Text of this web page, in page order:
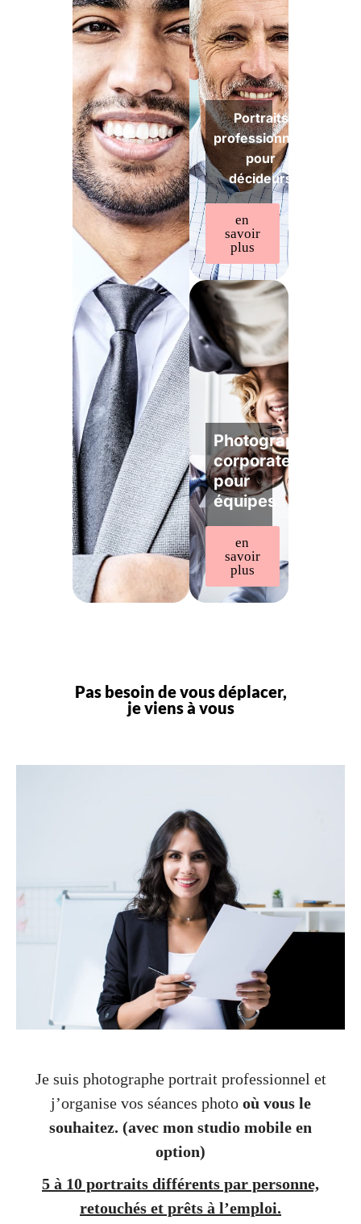
Portraits
professionnels
pour
décideurs
en
savoir
plus
Photographe
corporate
pour
équipes
en
savoir
plus
Pas besoin de vous déplacer,
je viens à vous
Je suis photographe portrait professionnel et
j’organise vos séances photo où vous le
souhaitez. (avec mon studio mobile en
option)
5 à 10 portraits différents par personne,
retouchés et prêts à l’emploi.